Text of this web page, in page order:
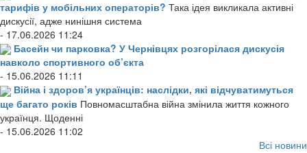
тарифів у мобільних операторів? Така ідея викликала активні
дискусії, адже нинішня система
- 17.06.2026 11:24
Басейн чи парковка? У Чернівцях розгорілася дискусія
навколо спортивного об’єкта
- 15.06.2026 11:11
Війна і здоров’я українців: наслідки, які відчуватимуться
ще багато років Повномасштабна війна змінила життя кожного
українця. Щоденні
- 15.06.2026 11:02
Всі новини